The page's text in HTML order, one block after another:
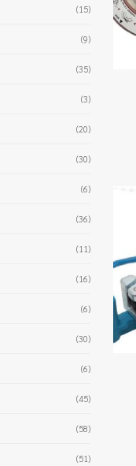
(15)
(9)
(35)
(3)
(20)
(30)
(6)
(36)
(11)
(16)
(6)
(30)
(6)
(45)
(58)
(51)